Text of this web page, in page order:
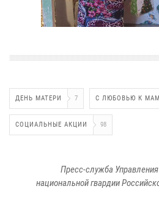
ДЕНЬ МАТЕРИ 7 С ЛЮБОВЬЮ К
СОЦИАЛЬНЫЕ АКЦИИ 98
Пресс-служба
национальной гвардии